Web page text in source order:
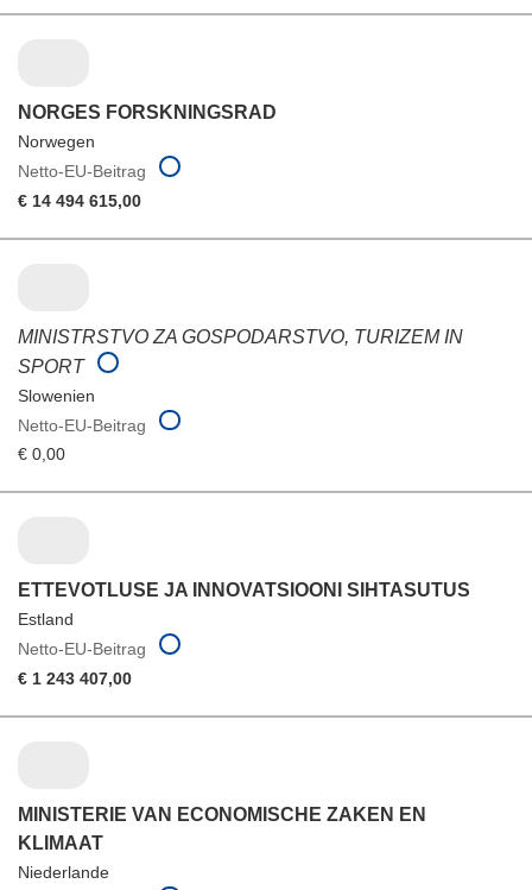
NORGES FORSKNINGSRAD
Norwegen
Netto-EU-Beitrag
€ 14 494 615,00
MINISTRSTVO ZA GOSPODARSTVO, TURIZEM IN
SPORT
Slowenien
Netto-EU-Beitrag
€ 0,00
ETTEVOTLUSE JA INNOVATSIOONI SIHTASUTUS
Estland
Netto-EU-Beitrag
€ 1 243 407,00
MINISTERIE VAN ECONOMISCHE ZAKEN EN
KLIMAAT
Niederlande